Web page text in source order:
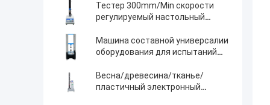
Тестер 300mm/Min скорости
регулируемый настольный
Машина составной универсалии
оборудования для испытаний
испытывая
Весна/древесина/тканье/
пластичный электронный